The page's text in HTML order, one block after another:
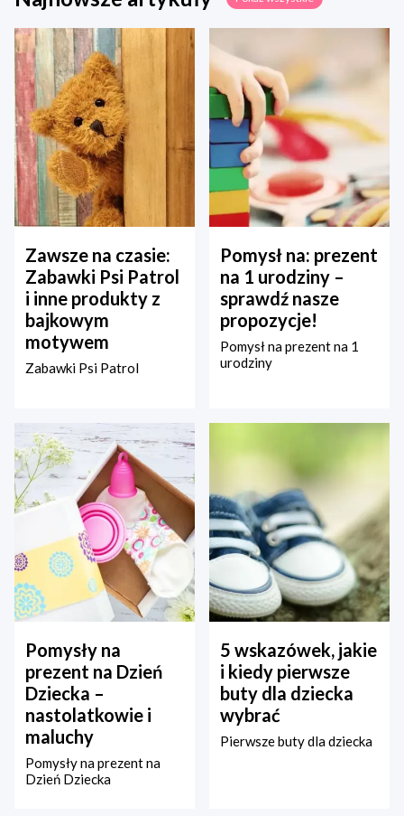
Zawsze na czasie:
Zabawki Psi Patrol
i inne produkty z
bajkowym
motywem
Zabawki Psi Patrol
Pomysł na: prezent
na 1 urodziny –
sprawdź nasze
propozycje!
Pomysł na prezent na 1
urodziny
Pomysły na
prezent na Dzień
Dziecka –
nastolatkowie i
maluchy
Pomysły na prezent na
Dzień Dziecka
5 wskazówek, jakie
i kiedy pierwsze
buty dla dziecka
wybrać
Pierwsze buty dla dziecka